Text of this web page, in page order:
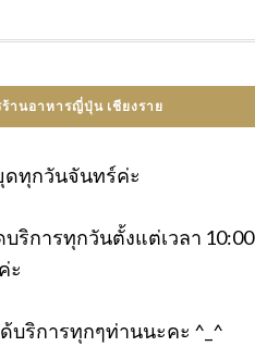
ร้านอาหารญี่ปุ่น เชียงราย
ดทุกวันจันทร์ค่ะ
ริการทุกวันตั้งแต่เวลา 10:00
ะ
บริการทุกๆท่านนะคะ ^_^